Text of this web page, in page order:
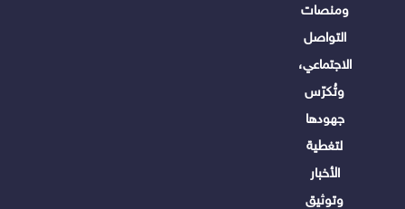
ومنصات
التواصل
الاجتماعي،
وتُكرّس
جهودها
لتغطية
الأخبار
وتوثيق